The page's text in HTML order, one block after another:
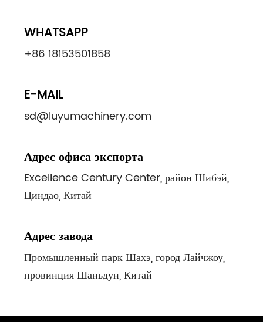
WHATSAPP
+86 18153501858
E-MAIL
sd@luyumachinery.com
Адрес офиса экспорта
Excellence Century Center, район Шибэй,
Циндао, Китай
Адрес завода
Промышленный парк Шахэ, город Лайчжоу,
провинция Шаньдун, Китай